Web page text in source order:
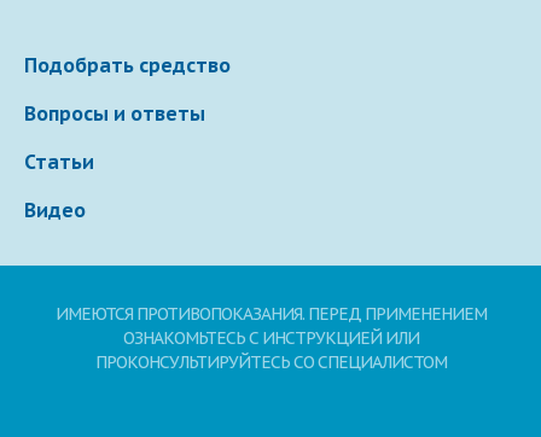
Подобрать средство
Вопросы и ответы
Статьи
Видео
ИМЕЮТСЯ ПРОТИВОПОКАЗАНИЯ. ПЕРЕД ПРИМЕНЕНИЕМ
ОЗНАКОМЬТЕСЬ С ИНСТРУКЦИЕЙ ИЛИ
ПРОКОНСУЛЬТИРУЙТЕСЬ СО СПЕЦИАЛИСТОМ